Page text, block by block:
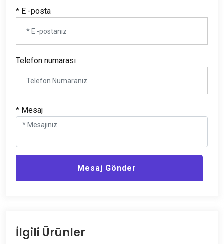
* E -posta
Telefon numarası
* Mesaj
Mesaj Gönder
İlgili Ürünler